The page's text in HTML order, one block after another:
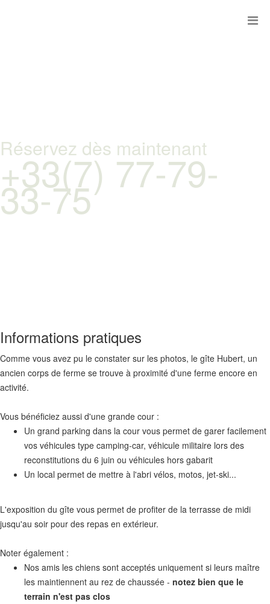
Réservez dès maintenant
+33(7) 77-79-
33-75
Informations pratiques
Comme vous avez pu le constater sur les photos, le gîte Hubert, un
ancien corps de ferme se trouve à proximité d'une ferme encore en
activité.
Vous bénéficiez aussi d'une grande cour :
Un grand parking dans la cour vous permet de garer facilement
vos véhicules type camping-car, véhicule militaire lors des
reconstitutions du 6 juin ou véhicules hors gabarit
Un local permet de mettre à l'abri vélos, motos, jet-ski...
L'exposition du gîte vous permet de profiter de la terrasse de midi
jusqu'au soir pour des repas en extérieur.
Noter également :
Nos amis les chiens sont acceptés uniquement si leurs maître
les maintiennent au rez de chaussée - notez bien que le
terrain n'est pas clos